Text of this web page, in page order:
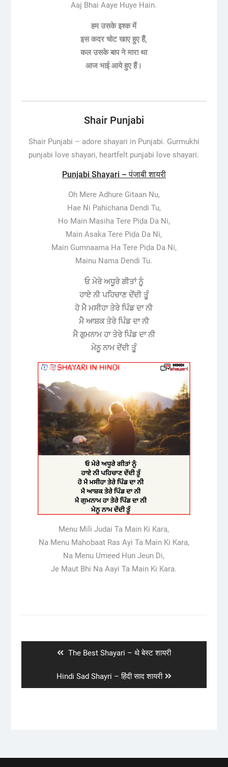
Aaj Bhai Aaye Huye Hain.
हम उसके इश्क में
इस कदर चोट खाए हुए हैं,
कल उसके बाप ने मारा था
आज भाई आये हुए हैं।
Shair Punjabi
Shair Punjabi – adore shayari in Punjabi. Gurmukhi
punjabi love shayari, heartfelt punjabi love shayari.
Punjabi Shayari – पंजाबी शायरी
Oh Mere Adhure Gitaan Nu,
Hae Ni Pahichana Dendi Tu,
Ho Main Masiha Tere Piḍa Da Ni,
Main Asaka Tere Piḍa Da Ni,
Main Gumnaama Ha Tere Piḍa Da Ni,
Mainu Nama Dendi Tu.
ਓ ਮੇਰੇ ਅਧੂਰੇ ਗੀਤਾਂ ਨੂੰ
ਹਾਏ ਨੀ ਪਹਿਚਾਣ ਦੇਂਦੀ ਤੂੰ
ਹੋ ਮੈ ਮਸੀਹਾ ਤੇਰੇ ਪਿੰਡ ਦਾ ਨੀ
ਮੈ ਆਸ਼ਕ ਤੇਰੇ ਪਿੰਡ ਦਾ ਨੀ
ਮੈ ਗੁਮਨਾਮ ਹਾ ਤੇਰੇ ਪਿੰਡ ਦਾ ਨੀ
ਮੇਨੂ ਨਾਮ ਦੇਂਦੀ ਤੂੰ
Menu Mili Judai Ta Main Ki Kara,
Na Menu Mahobaat Ras Ayi Ta Main Ki Kara,
Na Menu Umeed Hun Jeun Di,
Je Maut Bhi Na Aayi Ta Main Ki Kara.
Previous
The Best Shayari – थे बेस्ट शायरी
Next
post:
Hindi Sad Shayri – हिंदी साद शायरी